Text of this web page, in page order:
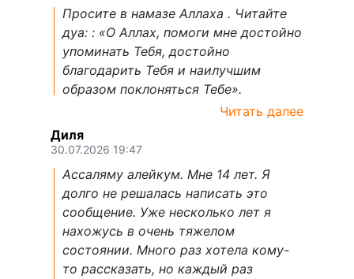
Просите в намазе Аллаха . Читайте
дуа: : «О Аллах, помоги мне достойно
упоминать Тебя, достойно
благодарить Тебя и наилучшим
образом поклоняться Тебе».
Читать далее
Диля
30.07.2026 19:47
Ассаляму алейкум. Мне 14 лет. Я
долго не решалась написать это
сообщение. Уже несколько лет я
нахожусь в очень тяжелом
состоянии. Много раз хотела кому-
то рассказать, но каждый раз